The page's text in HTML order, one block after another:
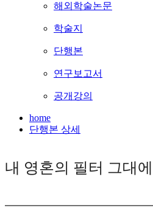
해외학술논문
학술지
단행본
연구보고서
공개강의
home
단행본 상세
내 영혼의 필터 그대에